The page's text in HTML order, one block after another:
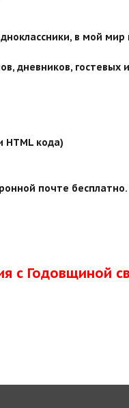
в мой
дневников, гостевых
HTML кода)
почте
с Годовщиной